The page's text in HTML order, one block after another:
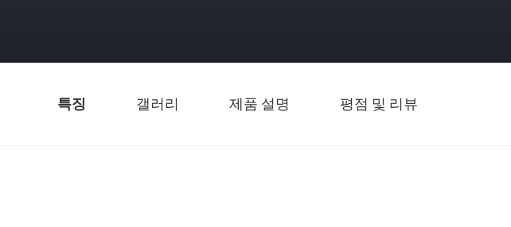
특징 갤러리 제품 설명 평점 및 리뷰